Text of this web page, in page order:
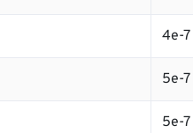
4e-7
5e-7
5e-7